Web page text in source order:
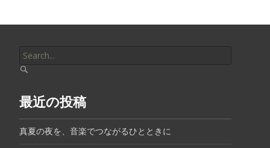
for:
最近の投稿
真夏の夜を、音楽でつながるひとときに